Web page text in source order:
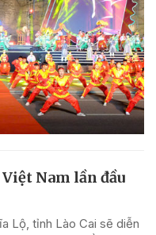
Nam lần đầu
Lộ, tỉnh Lào Cai sẽ diễn